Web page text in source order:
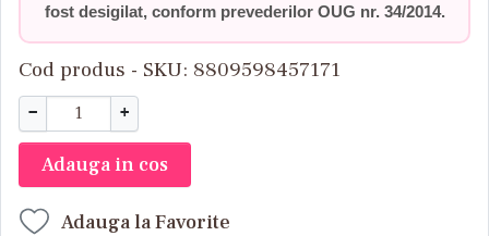
fost desigilat, conform prevederilor OUG nr. 34/2014.
Cod produs - SKU 8809598457171
− +
Adauga in cos
Adauga la Favorite